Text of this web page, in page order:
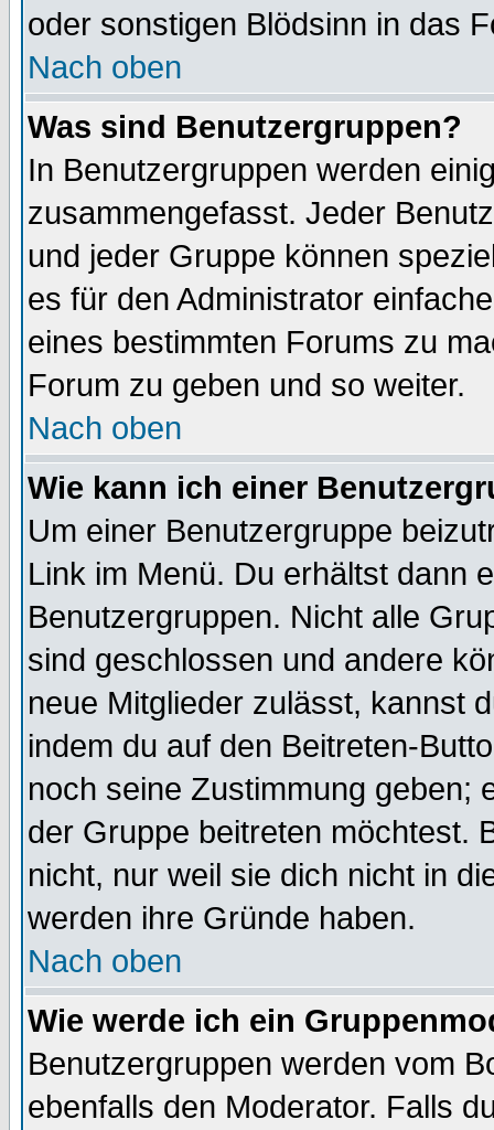
oder sonstigen Blödsinn in das
Nach oben
Was sind Benutzergruppen?
In Benutzergruppen werden
zusammengefasst. Jeder
und jeder Gruppe können
es für den Administrator
eines bestimmten Forums zu
Forum zu geben und so weiter.
Nach oben
Wie kann ich einer
Um einer Benutzergruppe
Link im Menü. Du erhältst dann
Benutzergruppen. Nicht alle
sind geschlossen und andere
neue Mitglieder zulässt, kannst
indem du auf den Beitreten-
noch seine Zustimmung geben;
der Gruppe beitreten möchtest.
nicht, nur weil sie dich nicht in
werden ihre Gründe haben.
Nach oben
Wie werde ich ein
Benutzergruppen werden vom
ebenfalls den Moderator. Falls